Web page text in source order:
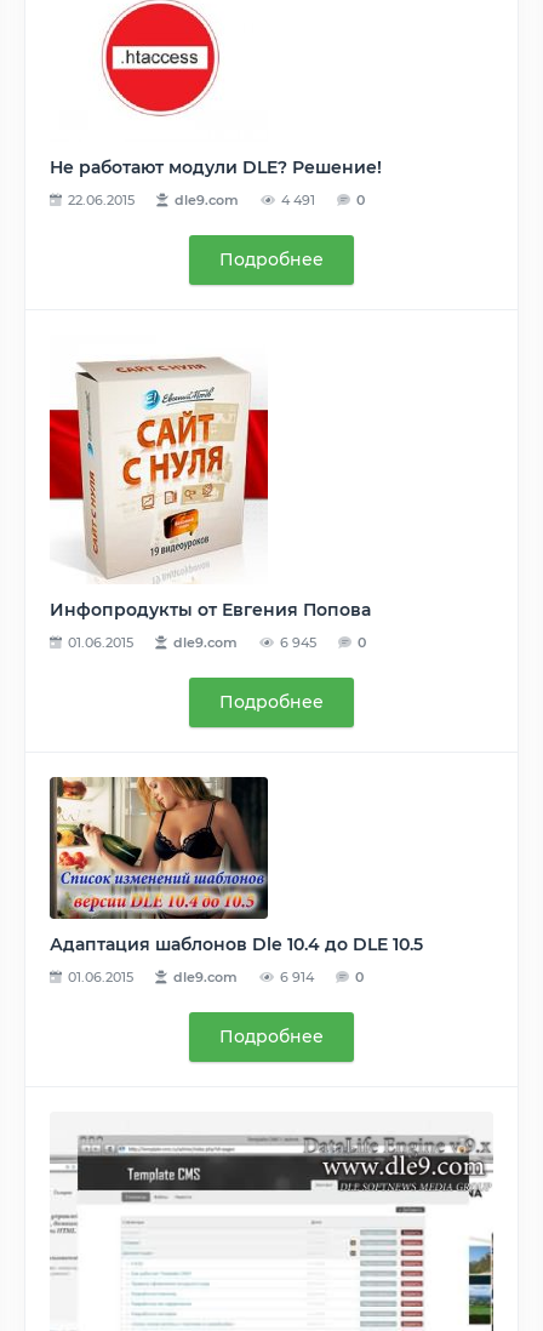
Не работают модули DLE? Решение!
22.06.2015 dle9.com 4 491 0
Подробнее
Инфопродукты от Евгения Попова
01.06.2015 dle9.com 6 945 0
Подробнее
Адаптация шаблонов Dle 10.4 до DLE 10.5
01.06.2015 dle9.com 6 914 0
Подробнее